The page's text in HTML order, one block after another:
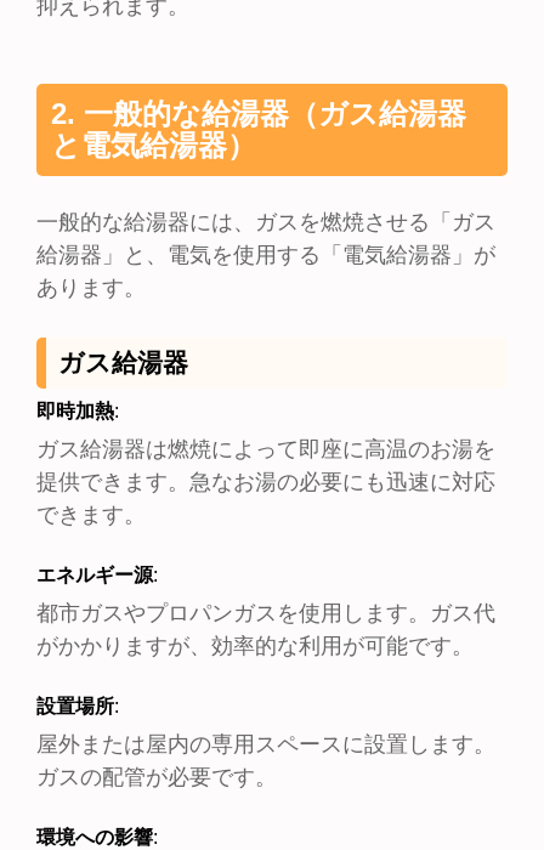
抑えられます。
2. 一般的な給湯器（ガス給湯器
と電気給湯器）
一般的な給湯器には、ガスを燃焼させる「ガス
給湯器」と、電気を使用する「電気給湯器」が
あります。
ガス給湯器
即時加熱:
ガス給湯器は燃焼によって即座に高温のお湯を
提供できます。急なお湯の必要にも迅速に対応
できます。
エネルギー源:
都市ガスやプロパンガスを使用します。ガス代
がかかりますが、効率的な利用が可能です。
設置場所:
屋外または屋内の専用スペースに設置します。
ガスの配管が必要です。
環境への影響: